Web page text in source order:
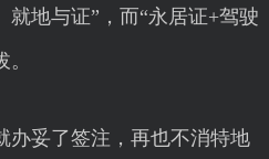
就地与证”，而“永居证+驾驶
妥了签注，再也不消特地